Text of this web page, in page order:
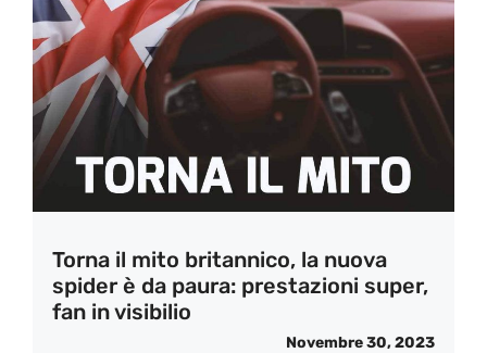
Torna il mito britannico, la nuova
spider è da paura: prestazioni super,
fan in visibilio
Novembre 30, 2023